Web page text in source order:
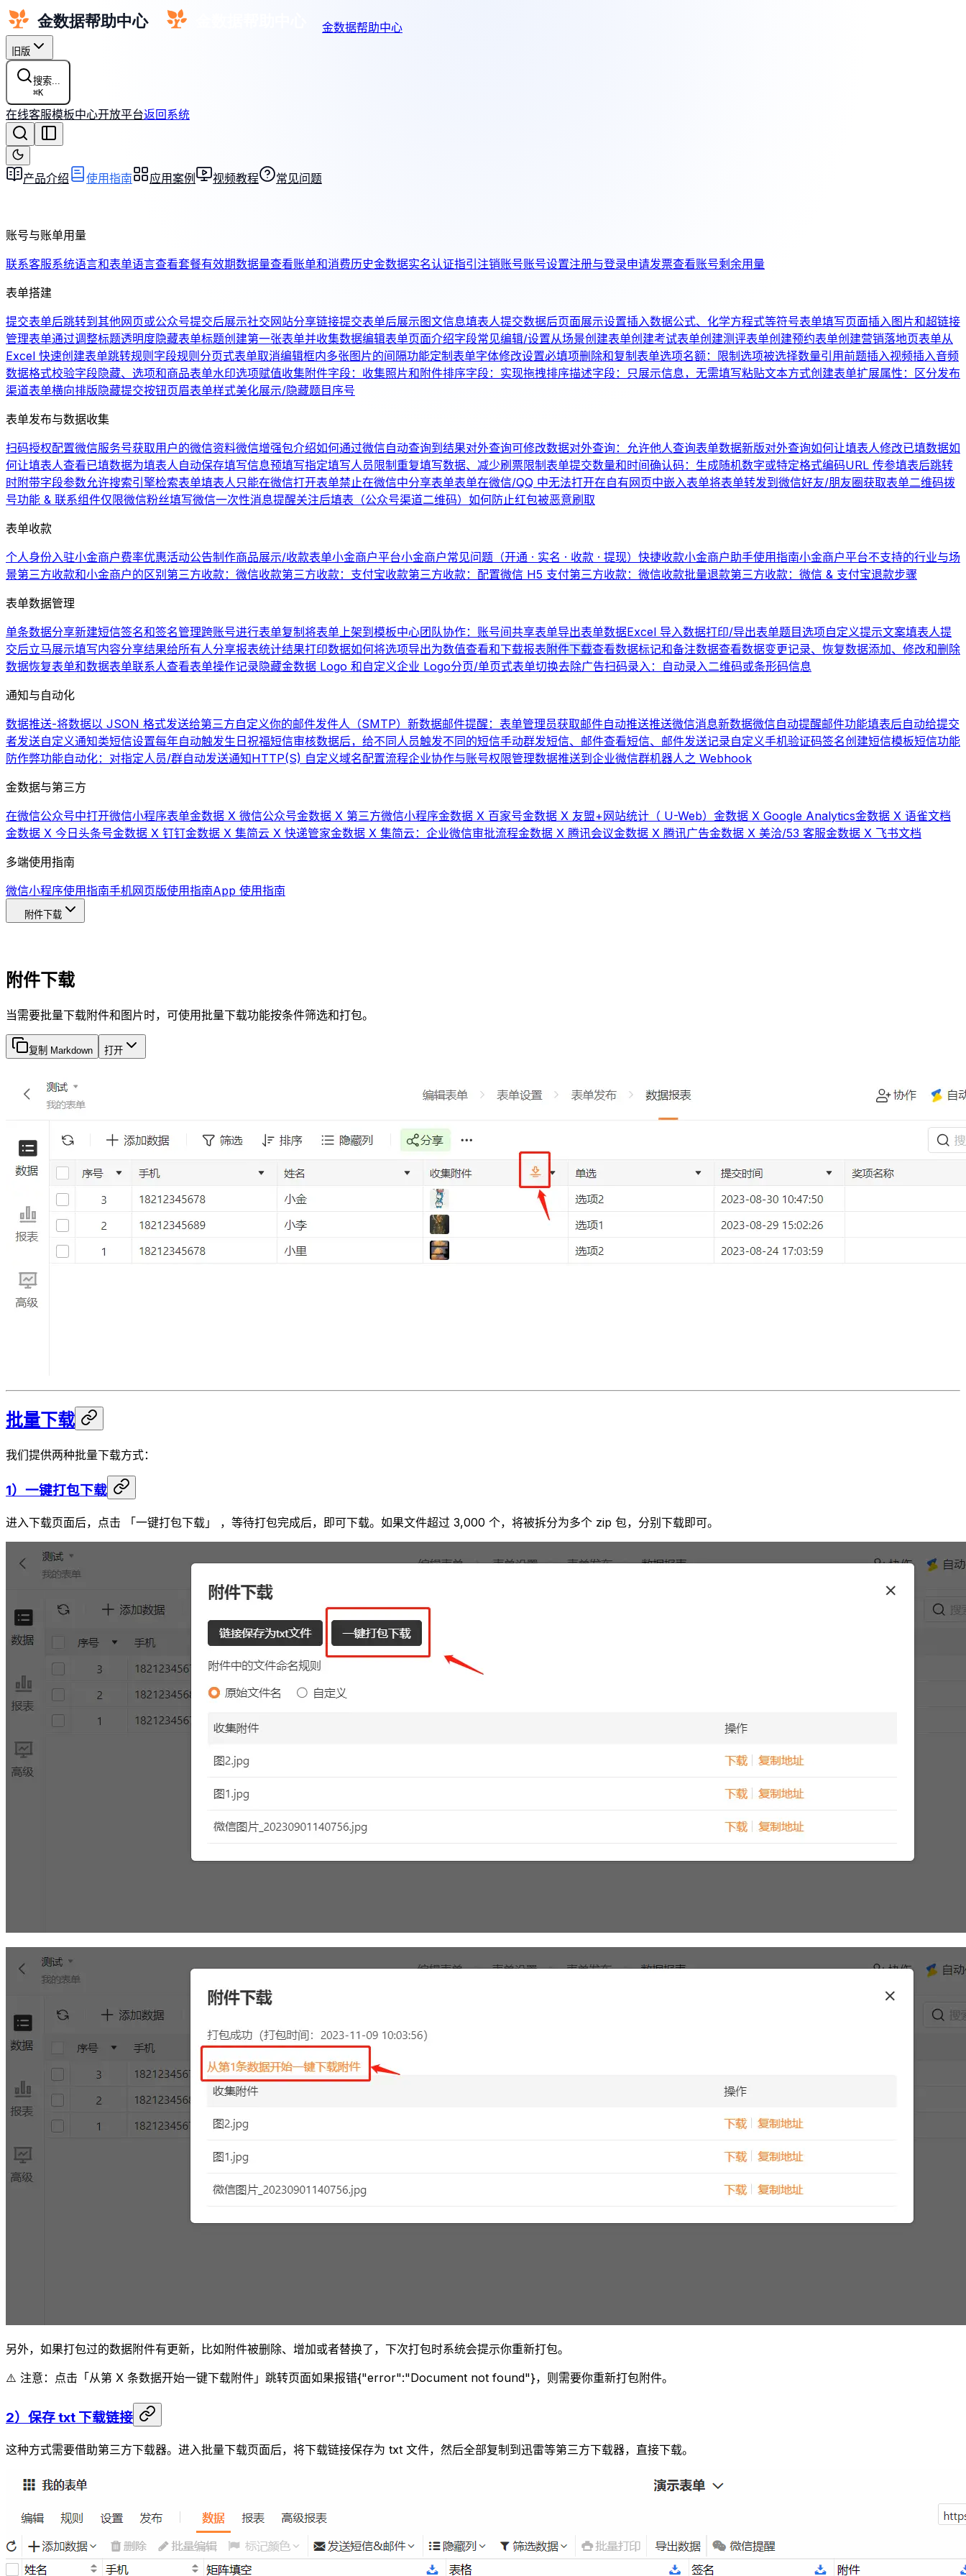
金数据帮助中心
旧版
搜索...
⌘K
在线客服模板中心开放平台返回系统
产品介绍 使用指南 应用案例 视频教程 常见问题
账号与账单用量
联系客服系统语言和表单语言查看套餐有效期数据量查看账单和消费历史金数据实名认证指引 注销账号账号设置注册与登录申请发票查看账号剩余用量
表单搭建
提交表单后跳转到其他网页或公众号提交后展示社交网站分享链接提交表单后展示图文信息填表人提交数据后页面展示设置插入数据公式、化学方程式等符号表单填写页面插入图片和超链接
管理表单通过调整标题透明度隐藏表单标题创建第一张表单并收集数据编辑表单页面介绍字段常见编辑/设置从场景创建表单创建考试表单创建测评表单创建预约表单创建营销落地页表单从
Excel 快速创建表单跳转规则 字段规则 分页式表单取消编辑框内多张图片的间隔功能定制 表单字体修改设置必填项删除和复制表单选项名额：限制选项被选择数量引用前题插入视频插入音频
数据格式校验字段隐藏、选项和商品表单水印选项赋值收集附件字段：收集照片和附件排序字段：实现拖拽排序描述字段：只展示信息，无需填写粘贴文本方式创建表单扩展属性：区分发布
渠道表单横向排版隐藏提交按钮页眉表单样式美化展示/隐藏题目序号
表单发布与数据收集
扫码授权配置微信服务号获取用户的微信资料微信增强包介绍如何通过微信自动查询到结果对外查询可修改数据对外查询：允许他人查询表单数据新版对外查询如何让填表人修改已填数据如
何让填表人查看已填数据为填表人自动保存填写信息预填写指定填写人员 限制重复填写数据、减少刷票限制表单提交数量和时间确认码：生成随机数字或特定格式编码URL 传参填表后跳转
时附带字段参数允许搜索引擎检索表单填表人只能在微信打开表单禁止在微信中分享表单表单在微信/QQ 中无法打开在自有网页中嵌入表单将表单转发到微信好友/朋友圈获取表单二维码拨
号功能 & 联系组件仅限微信粉丝填写微信一次性消息提醒关注后填表（公众号渠道二维码） 如何防止红包被恶意刷取
表单收款
个人身份入驻小金商户费率优惠活动公告制作商品展示/收款表单小金商户平台小金商户常见问题（开通 · 实名 · 收款 · 提现） 快捷收款小金商户助手使用指南小金商户平台不支持的行业与场
景第三方收款和小金商户的区别 第三方收款：微信收款第三方收款：支付宝收款第三方收款：配置微信 H5 支付第三方收款：微信收款批量退款第三方收款：微信 & 支付宝退款步骤
表单数据管理
单条数据分享新建短信签名和签名管理跨账号进行表单复制 将表单上架到模板中心团队协作：账号间共享表单导出表单数据Excel 导入数据打印/导出表单题目选项自定义提示文案填表人提
交后立马展示填写内容分享结果给所有人分享报表统计结果打印数据如何将选项导出为数值查看和下载报表附件下载查看数据标记和备注数据查看数据变更记录、恢复数据添加、修改和删除
数据恢复表单和数据表单联系人查看表单操作记录隐藏金数据 Logo 和自定义企业 Logo分页/单页式表单切换去除广告扫码录入：自动录入二维码或条形码信息
通知与自动化
数据推送-将数据以 JSON 格式发送给第三方自定义你的邮件发件人（SMTP） 新数据邮件提醒：表单管理员获取邮件自动推送推送微信消息新数据微信自动提醒邮件功能填表后自动给提交
者发送自定义通知类短信设置每年自动触发生日祝福短信审核数据后，给不同人员触发不同的短信手动群发短信、邮件查看短信、邮件发送记录自定义手机验证码签名创建短信模板短信功能
防作弊功能自动化：对指定人员/群自动发送通知HTTP(S) 自定义域名配置流程企业协作与账号权限管理数据推送到企业微信群机器人之 Webhook
金数据与第三方
在微信公众号中打开微信小程序表单金数据 X 微信公众号金数据 X 第三方微信小程序金数据 X 百家号金数据 X 友盟+网站统计（ U-Web） 金数据 X Google Analytics金数据 X 语雀文档
金数据 X 今日头条号金数据 X 钉钉金数据 X 集简云 X 快递管家金数据 X 集简云：企业微信审批流程金数据 X 腾讯会议金数据 X 腾讯广告金数据 X 美洽/53 客服金数据 X 飞书文档
多端使用指南
微信小程序使用指南手机网页版使用指南App 使用指南
附件下载
附件下载
当需要批量下载附件和图片时，可使用批量下载功能按条件筛选和打包。
复制 Markdown 打开
批量下载
我们提供两种批量下载方式：
1）一键打包下载
进入下载页面后，点击 「一键打包下载」 ，等待打包完成后，即可下载。如果文件超过 3,000 个，将被拆分为多个 zip 包，分别下载即可。
另外，如果打包过的数据附件有更新，比如附件被删除、增加或者替换了，下次打包时系统会提示你重新打包。
⚠️ 注意：点击「从第 X 条数据开始一键下载附件」跳转页面如果报错{"error":"Document not found"}，则需要你重新打包附件。
2）保存 txt 下载链接
这种方式需要借助第三方下载器。进入批量下载页面后，将下载链接保存为 txt 文件，然后全部复制到迅雷等第三方下载器，直接下载。